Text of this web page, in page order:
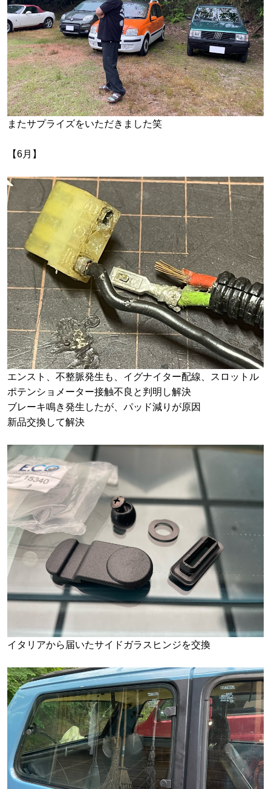
またサプライズをいただきました笑
【6月】
エンスト、不整脈発生も、イグナイター配線、スロットル
ポテンショメーター接触不良と判明し解決
ブレーキ鳴き発生したが、パッド減りが原因
新品交換して解決
イタリアから届いたサイドガラスヒンジを交換